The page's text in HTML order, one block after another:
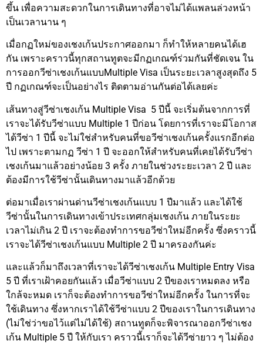
ขึ้น เพื่อความสะดวกในการเดินทางที่อาจไม่ได้แพลนล่วงหน้า
เป็นเวลานาน ๆ
เมื่อกฏใหม่ของเชงเก้นประกาศออกมา ก็ทำให้หลายคนได้เฮ
กัน เพราะคราวนี้ทุกสถานทูตจะมีกฏเกณฑ์ร่วมกันที่ชัดเจน ใน
การออกวีซ่าเชงเก้นแบบMultiple Visa เป็นระยะเวลาสูงสุดถึง 5
ปี กฏเกณฑ์จะเป็นอย่างไร ติดตามอ่านกันต่อได้เลยค่ะ
เส้นทางสู่วีซ่าเชงเก้น Multiple Visa 5 ปีนี้ จะเริ่มต้นจากการที่
เราจะได้รับวีซ่าแบบ Multiple 1 ปีก่อน โดยการที่เราจะมีโอกาส
ได้วีซ่า 1 ปีนี้ จะไม่ใช่สำหรับคนที่ขอวีซ่าเชงเก้นครั้งแรกอีกต่อ
ไป เพราะตามกฏ วีซ่า 1 ปี จะออกให้สำหรับคนที่เคยได้รับวีซ่า
เชงเก้นมาแล้วอย่างน้อย 3 ครั้ง ภายในช่วงระยะเวลา 2 ปี และ
ต้องมีการใช้วีซ่านั้นเดินทางมาแล้วอีกด้วย
ต่อมาเมื่อเราผ่านด่านวีซ่าเชงเก้นแบบ 1 ปีมาแล้ว และได้ใช้
วีซ่านั้นในการเดินทางเข้าประเทศกลุ่มเชงเก้น ภายในระยะ
เวลาไม่เกิน 2 ปี เราจะต้องทำการขอวีซ่าใหม่อีกครั้ง ซึ่งคราวนี้
เราจะได้วีซ่าเชงเก้นแบบ Multiple 2 ปี มาครองกันค่ะ
และแล้วก็มาถึงเวลาที่เราจะได้วีซ่าเชงเก้น Multiple Entry Visa
5 ปี ที่เราเฝ้าคอยกันแล้ว เมื่อวีซ่าแบบ 2 ปีของเราหมดลง หรือ
ใกล้จะหมด เราก็จะต้องทำการขอวีซ่าใหม่อีกครั้ง ในการที่จะ
ใช้เดินทาง ซึ่งหากเราได้ใช้วีซ่าแบบ 2 ปีของเราในการเดินทาง
(ไม่ใช่ว่าขอไว้แต่ไม่ได้ใช้) สถานทูตก็จะพิจารณาออกวีซ่าเชง
เก้น Multiple 5 ปี ให้กับเรา คราวนี้เราก็จะได้วีซ่ายาว ๆ ไม่ต้อง